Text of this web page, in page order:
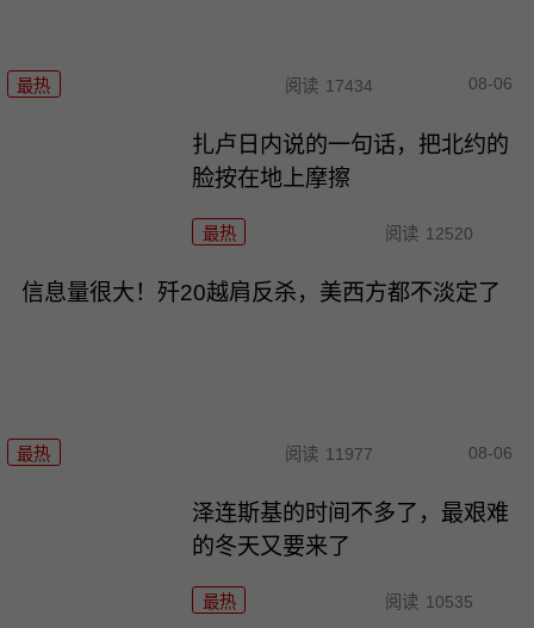
最热 阅读 17434 08-06
扎卢日内说的一句话，把北约的
脸按在地上摩擦
最热 阅读 12520
信息量很大！歼20越肩反杀，美西方都不淡定了
最热 阅读 11977 08-06
泽连斯基的时间不多了，最艰难
的冬天又要来了
最热 阅读 10535